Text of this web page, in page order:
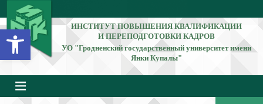
Открыть панель инструментов
ИНСТИТУТ ПОВЫШЕНИЯ КВАЛИФИКАЦИИ
И ПЕРЕПОДГОТОВКИ КАДРОВ
УО "Гродненский государственный университет имени
Янки Купалы"